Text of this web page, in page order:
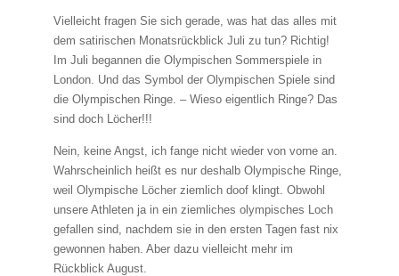
Vielleicht fragen Sie sich gerade, was hat das alles mit
dem satirischen Monatsrückblick Juli zu tun? Richtig!
Im Juli begannen die Olympischen Sommerspiele in
London. Und das Symbol der Olympischen Spiele sind
die Olympischen Ringe. – Wieso eigentlich Ringe? Das
sind doch Löcher!!!
Nein, keine Angst, ich fange nicht wieder von vorne an.
Wahrscheinlich heißt es nur deshalb Olympische Ringe,
weil Olympische Löcher ziemlich doof klingt. Obwohl
unsere Athleten ja in ein ziemliches olympisches Loch
gefallen sind, nachdem sie in den ersten Tagen fast nix
gewonnen haben. Aber dazu vielleicht mehr im
Rückblick August.